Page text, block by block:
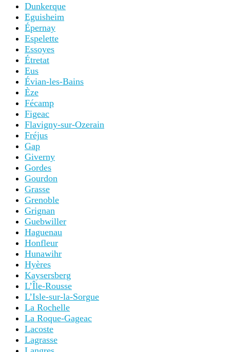
Dunkerque
Eguisheim
Épernay
Espelette
Essoyes
Étretat
Eus
Évian-les-Bains
Èze
Fécamp
Figeac
Flavigny-sur-Ozerain
Fréjus
Gap
Giverny
Gordes
Gourdon
Grasse
Grenoble
Grignan
Guebwiller
Haguenau
Honfleur
Hunawihr
Hyères
Kaysersberg
L’Île-Rousse
L’Isle-sur-la-Sorgue
La Rochelle
La Roque-Gageac
Lacoste
Lagrasse